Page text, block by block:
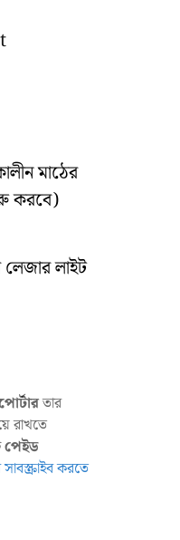
মাঠের
করবে)
লাইট
তার
রাখতে
পেইড
করতে